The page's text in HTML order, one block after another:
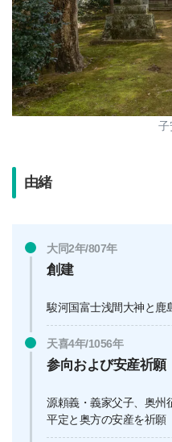
子
由緒
大同2年/807年
創建
駿河国富士浅間大神と鹿
天喜4年/1056年
参向および安産祈願
源頼義・義家父子、奥州
平定と奥方の安産を祈願